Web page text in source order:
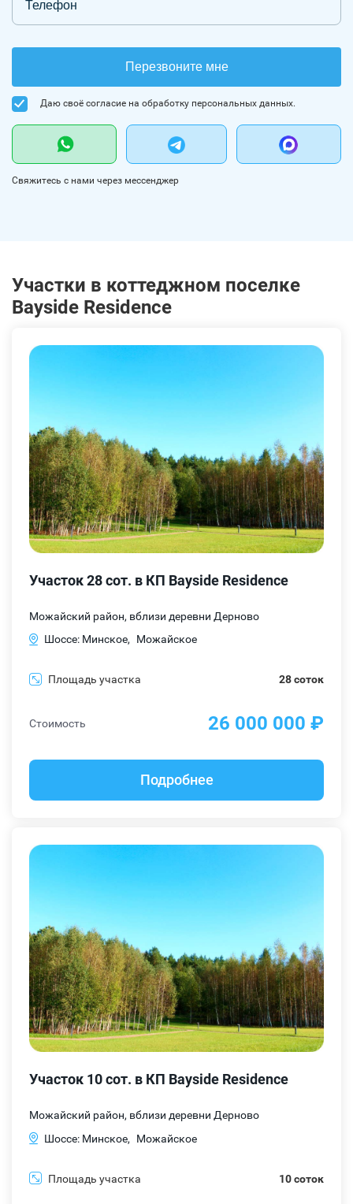
Свяжитесь с нами через мессенджер
Перезвоните мне
Даю своё согласие на обработку персональных данных.
Участки в коттеджном поселке
Bayside Residence
Участок 28 сот. в КП Bayside Residence
Можайский район, вблизи деревни Дерново
Шоссе: Минское,
Можайское
Площадь участка 28 соток
Стоимость 26 000 000 ₽
Подробнее
Участок 10 сот. в КП Bayside Residence
Можайский район, вблизи деревни Дерново
Шоссе: Минское,
Можайское
Площадь участка 10 соток